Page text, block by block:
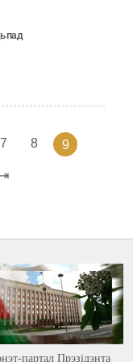
пад
7 8 9
партал Прэзідэнта